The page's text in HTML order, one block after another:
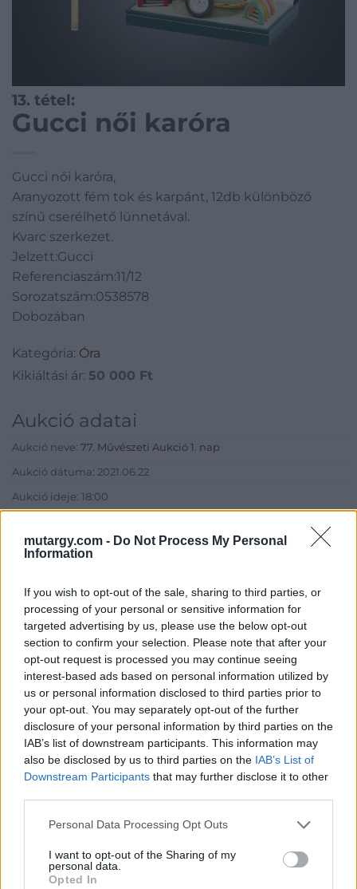
mutargy.com - Do Not Process My Personal
Information
If you wish to opt-out of the sale, sharing to third parties, or
processing of your personal or sensitive information for
targeted advertising by us, please use the below opt-out
section to confirm your selection. Please note that after your
opt-out request is processed you may continue seeing
interest-based ads based on personal information utilized by
us or personal information disclosed to third parties prior to
your opt-out. You may separately opt-out of the further
disclosure of your personal information by third parties on the
IAB’s list of downstream participants. This information may
also be disclosed by us to third parties on the IAB’s List of
Downstream Participants that may further disclose it to other
Personal Data Processing Opt Outs
I want to opt-out of the Sharing of my
personal data.
Opted In
13. tétel:
Gucci női karóra
Gucci női karóra,
Aranyozott fém tok és karpánt, 12db különböző
színű cserélhető lünnetával.
Kvarc szerkezet.
Jelzett:Gucci
Referenciaszám:11/12
Sorozatszám:0538578
Dobozában
Kategória: Óra
Kikiáltási ár: 50 000 Ft
Aukció adatai
Aukció neve: 77. Művészeti Aukció 1. nap
Aukció dátuma: 2021.06.22
Aukció ideje: 18:00
Tételszám: 13
Eladó adatai
Eladó: BÁV ART Aukciósház és
Galéria
Cím: BÁV ZRt.
1027 Budapest, Csalogány u.
23-33.
Telefon: (06 1) 331 0513
Weboldal: http://bav-art.hu
Bemutatkozás: Az ország legnagyobb múltú, 240 esztendeje
jogfolytonosan működő magyar vállalkozásaként a BÁV ZRt.
óriási tapasztalatával, szakmai tekintélyével és
megbízhatóságával hagyományosan a magyar
műkereskedelem meghatározó szereplője. A 2007-ben
megújult BÁV Aukciósház mára a magyarországi
műkereskedelem egyik legfontosabb színterévé, kereskedelmi
és árverési központtá vált. . Hazánk legnagyobb